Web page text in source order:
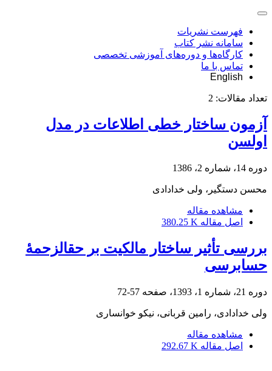
فهرست نشریات
سامانه نشر کتاب
کارگاه‌ها و دوره‌های آموزشی تخصصی
تماس با ما
English
تعداد مقالات: 2
آزمون ساختار خطی اطلاعات در مدل
اولسن
دوره 14، شماره 2، 1386
محسن دستگیر، ولی خدادادی
مشاهده مقاله
اصل مقاله 380.25 K
بررسی تأثیر ساختار مالکیت بر حق‎الزحمۀ
حسابرسی
دوره 21، شماره 1، 1393، صفحه 57-72
ولی خدادادی، رامین قربانی، نیکو خوانساری
مشاهده مقاله
اصل مقاله 292.67 K